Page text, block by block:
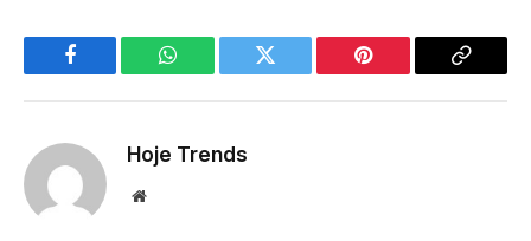
Facebook WhatsApp Twitter Pinterest
Copy
Hoje Trends
Website